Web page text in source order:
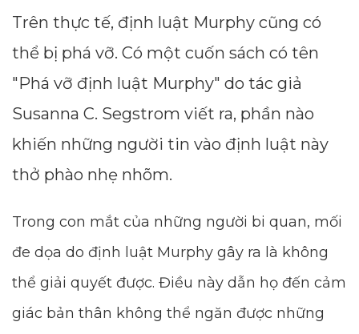
Trên thực tế, định luật Murphy cũng có
thể bị phá vỡ. Có một cuốn sách có tên
"Phá vỡ định luật Murphy" do tác giả
Susanna C. Segstrom viết ra, phần nào
khiến những người tin vào định luật này
thở phào nhẹ nhõm.
Trong con mắt của những người bi quan, mối
đe dọa do định luật Murphy gây ra là không
thể giải quyết được. Điều này dẫn họ đến cảm
giác bản thân không thể ngăn được những